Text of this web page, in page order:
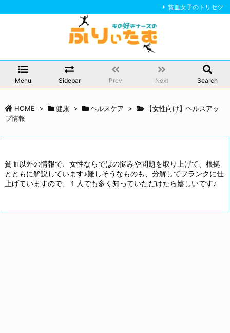
Menu Sidebar Prev Next Search
貧血女子のトリセツ
HOME > 健康 > ヘルスケア >
【女性向け】ヘルスアッ
プ情報
貧血以外の情報で、女性ならではの悩みや問題を取り上げて、根拠
とともに解説しています♪難しそうなものも、分解してフランクに仕
上げていますので、１人でも多く知っていただけたら嬉しいです♪